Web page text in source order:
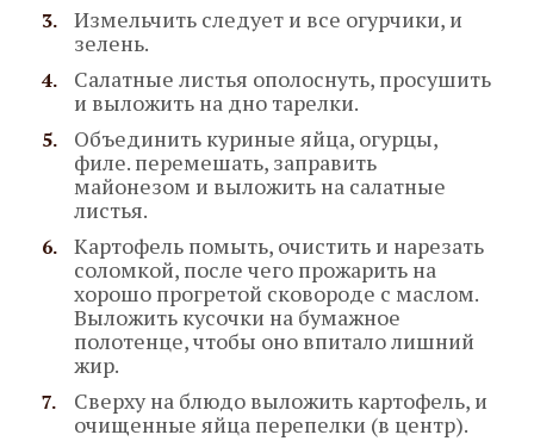
Измельчить следует и все огурчики, и
зелень.
Салатные листья ополоснуть, просушить
и выложить на дно тарелки.
Объединить куриные яйца, огурцы,
филе. перемешать, заправить
майонезом и выложить на салатные
листья.
Картофель помыть, очистить и нарезать
соломкой, после чего прожарить на
хорошо прогретой сковороде с маслом.
Выложить кусочки на бумажное
полотенце, чтобы оно впитало лишний
жир.
Сверху на блюдо выложить картофель, и
очищенные яйца перепелки (в центр).